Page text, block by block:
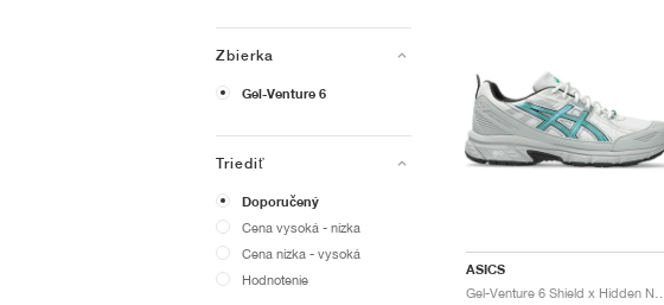
Zbierka
Gel-Venture 6
Triediť
Doporučený
Cena vysoká - nízka
Cena nízka - vysoká
Hodnotenie
ASICS